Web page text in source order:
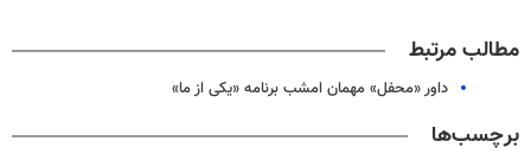
مطالب مرتبط
داور «محفل» مهمان امشب برنامه «یکی از ما»
برچسب‌ها